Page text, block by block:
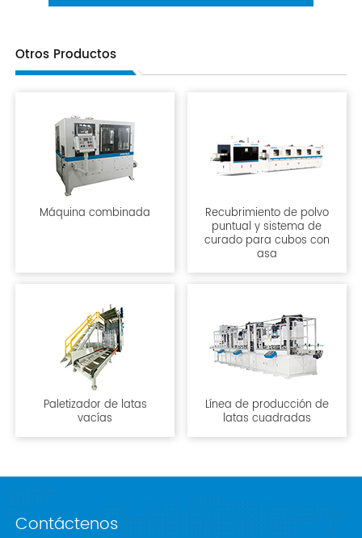
Otros Productos
Máquina combinada
Recubrimiento de polvo
puntual y sistema de
curado para cubos con
asa
Paletizador de latas
vacías
Línea de producción de
latas cuadradas
Contáctenos